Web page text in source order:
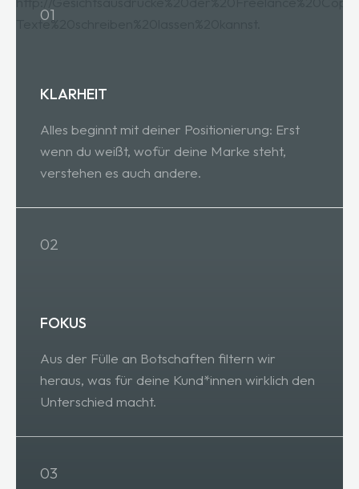
01
KLARHEIT
Alles beginnt mit deiner Positionierung: Erst
wenn du weißt, wofür deine Marke steht,
verstehen es auch andere.
02
FOKUS
Aus der Fülle an Botschaften filtern wir
heraus, was für deine Kund*innen wirklich den
Unterschied macht.
03